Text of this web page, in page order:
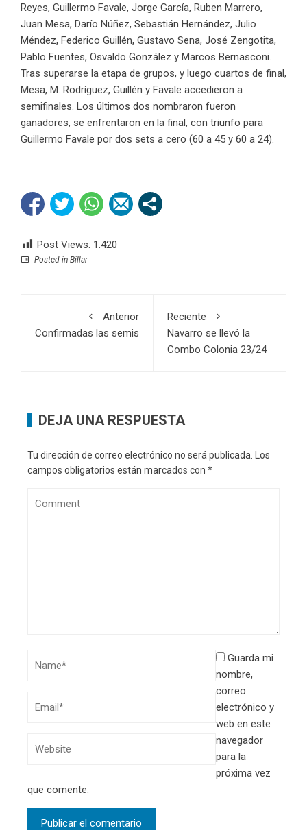
Reyes, Guillermo Favale, Jorge García, Ruben Marrero,
Juan Mesa, Darío Núñez, Sebastián Hernández, Julio
Méndez, Federico Guillén, Gustavo Sena, José Zengotita,
Pablo Fuentes, Osvaldo González y Marcos Bernasconi.
Tras superarse la etapa de grupos, y luego cuartos de final,
Mesa, M. Rodríguez, Guillén y Favale accedieron a
semifinales. Los últimos dos nombraron fueron
ganadores, se enfrentaron en la final, con triunfo para
Guillermo Favale por dos sets a cero (60 a 45 y 60 a 24).
Post Views: 1.420
Posted in Billar
Anterior
Confirmadas las semis
Reciente
Navarro se llevó la
Combo Colonia 23/24
DEJA UNA RESPUESTA
Tu dirección de correo electrónico no será publicada.
Los
campos obligatorios están marcados con *
Guarda mi
nombre,
correo
electrónico y
web en este
navegador
para la
próxima vez
que comente.